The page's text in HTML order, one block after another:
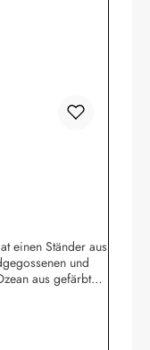
und
aus gefärbtem
hinaus bezahlt